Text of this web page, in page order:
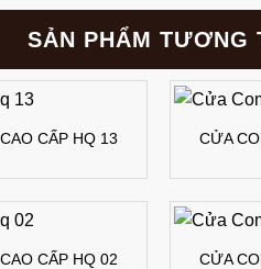
SẢN PHẨM TƯƠNG
CẤP HQ 13 CỬA
CẤP HQ 02 CỬA